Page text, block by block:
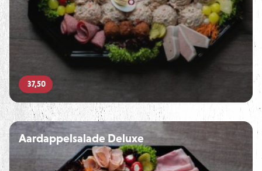
37,50
Aardappelsalade Deluxe